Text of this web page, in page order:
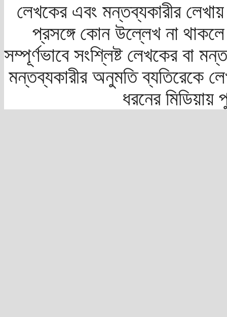
লেখকের এবং মন্তব্যকারীর
প্রসঙ্গে কোন উল্লেখ না
সম্পূর্ণভাবে সংশ্লিষ্ট লেখকের বা
মন্তব্যকারীর অনুমতি ব্যতিরেকে
ধরনের মিডিয়ায়